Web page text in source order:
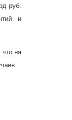
руб.
и
на